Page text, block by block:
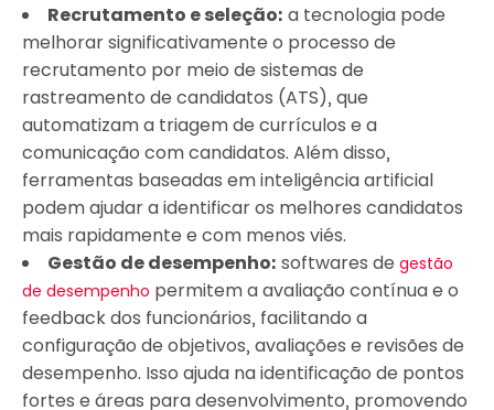
Recrutamento e seleção: a tecnologia pode
melhorar significativamente o processo de
recrutamento por meio de sistemas de
rastreamento de candidatos (ATS), que
automatizam a triagem de currículos e a
comunicação com candidatos. Além disso,
ferramentas baseadas em inteligência artificial
podem ajudar a identificar os melhores candidatos
mais rapidamente e com menos viés.
Gestão de desempenho: softwares de gestão
de desempenho permitem a avaliação contínua e o
feedback dos funcionários, facilitando a
configuração de objetivos, avaliações e revisões de
desempenho. Isso ajuda na identificação de pontos
fortes e áreas para desenvolvimento, promovendo